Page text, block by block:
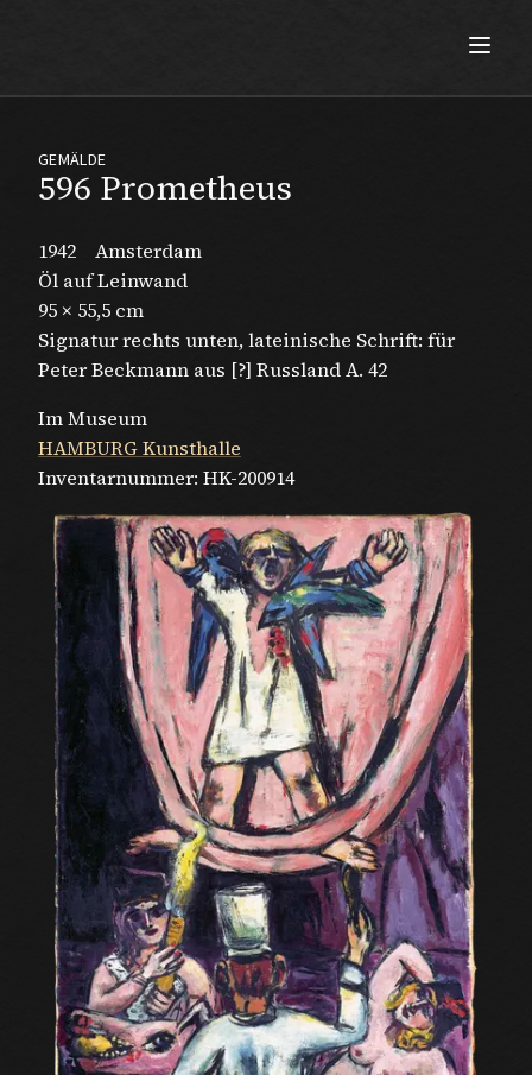
596 Prometheus
GEMÄLDE
1942
Amsterdam
Öl auf Leinwand
95 × 55,5 cm
Signatur rechts unten, lateinische Schrift: für
Peter Beckmann aus [?] Russland A. 42
Im Museum
HAMBURG Kunsthalle
Inventarnummer: HK-200914